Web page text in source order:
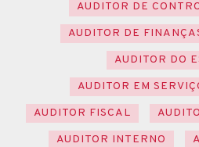
AUDITOR DE
AUDITOR DE
AUDITOR DO
AUDITOR EM
AUDITOR FISCAL
AUDITOR INTERNO